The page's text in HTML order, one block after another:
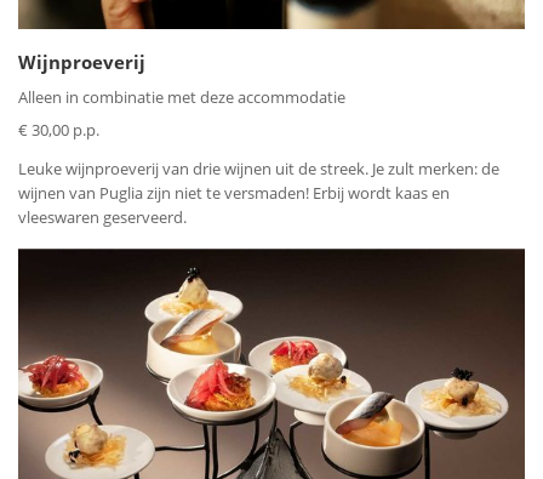
Wijnproeverij
Alleen in combinatie met deze accommodatie
€ 30,00 p.p.
Leuke wijnproeverij van drie wijnen uit de streek. Je zult merken: de
wijnen van Puglia zijn niet te versmaden! Erbij wordt kaas en
vleeswaren geserveerd.